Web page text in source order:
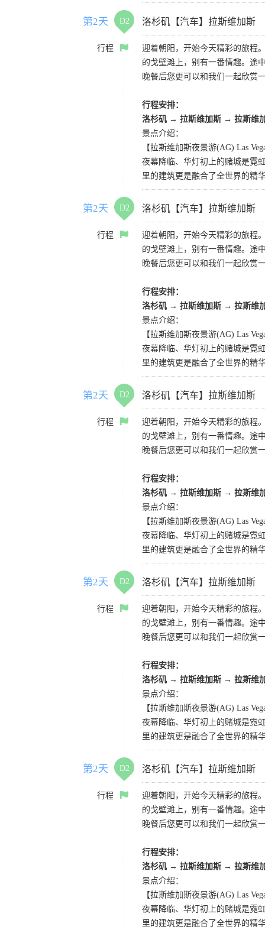
第2天 D2 洛杉矶【汽车】拉斯维加斯
行程
迎着朝阳，开始今天精彩的旅程
的戈壁滩上，别有一番情趣。途
晚餐后您更可以和我们一起欣赏
行程安排：
洛杉矶 → 拉斯维加斯 → 拉斯维
景点介绍：
【拉斯维加斯夜景游(AG) Las
夜幕降临、华灯初上的赌城是霓
里的建筑更是融合了全世界的精
第2天 D2 洛杉矶【汽车】拉斯维加斯
行程
迎着朝阳，开始今天精彩的旅程
的戈壁滩上，别有一番情趣。途
晚餐后您更可以和我们一起欣赏
行程安排：
洛杉矶 → 拉斯维加斯 → 拉斯维
景点介绍：
【拉斯维加斯夜景游(AG) Las
夜幕降临、华灯初上的赌城是霓
里的建筑更是融合了全世界的精
第2天 D2 洛杉矶【汽车】拉斯维加斯
行程
迎着朝阳，开始今天精彩的旅程
的戈壁滩上，别有一番情趣。途
晚餐后您更可以和我们一起欣赏
行程安排：
洛杉矶 → 拉斯维加斯 → 拉斯维
景点介绍：
【拉斯维加斯夜景游(AG) Las
夜幕降临、华灯初上的赌城是霓
里的建筑更是融合了全世界的精
第2天 D2 洛杉矶【汽车】拉斯维加斯
行程
迎着朝阳，开始今天精彩的旅程
的戈壁滩上，别有一番情趣。途
晚餐后您更可以和我们一起欣赏
行程安排：
洛杉矶 → 拉斯维加斯 → 拉斯维
景点介绍：
【拉斯维加斯夜景游(AG) Las
夜幕降临、华灯初上的赌城是霓
里的建筑更是融合了全世界的精
第2天 D2 洛杉矶【汽车】拉斯维加斯
行程
迎着朝阳，开始今天精彩的旅程
的戈壁滩上，别有一番情趣。途
晚餐后您更可以和我们一起欣赏
行程安排：
洛杉矶 → 拉斯维加斯 → 拉斯维
景点介绍：
【拉斯维加斯夜景游(AG) Las
夜幕降临、华灯初上的赌城是霓
里的建筑更是融合了全世界的精